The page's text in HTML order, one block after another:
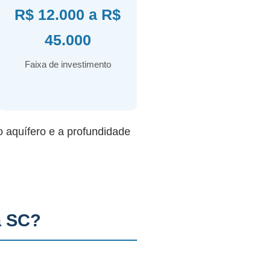
R$ 12.000 a R$
45.000
Faixa de investimento
aquífero e a profundidade
SC?